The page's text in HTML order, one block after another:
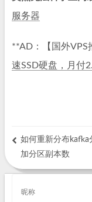
服务器
**AD：【国外VPS
速SSD硬盘，月付
如何重新分布kafka
加分区副本数